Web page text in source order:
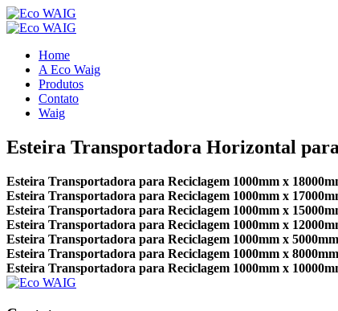
Home
A Eco Waig
Produtos
Contato
Waig
Esteira Transportadora Horizontal
Esteira Transportadora para Reciclagem 1000mm x
Esteira Transportadora para Reciclagem 1000mm x
Esteira Transportadora para Reciclagem 1000mm x
Esteira Transportadora para Reciclagem 1000mm x
Esteira Transportadora para Reciclagem 1000mm x 5000mm
Esteira Transportadora para Reciclagem 1000mm x 8000mm
Esteira Transportadora para Reciclagem 1000mm x